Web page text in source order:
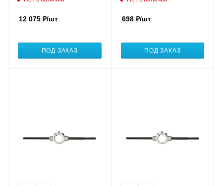
12 075 ₽/шт
ПОД ЗАКАЗ
698₽/шт
ПОД ЗАКАЗ